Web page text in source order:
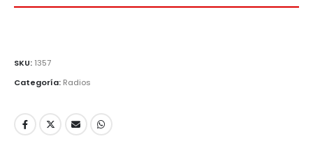
SKU: 1357
Categoría: Radios